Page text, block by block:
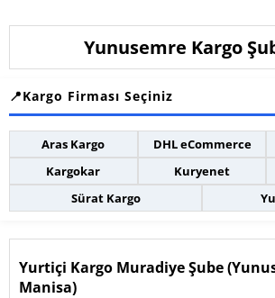
Yunusemre Kargo
Kargo Firması Seçiniz
Aras Kargo DHL eCommerce
Kargokar
Kuryenet
Sürat Kargo
Yurtiçi Kargo Muradiye Şube
Manisa)